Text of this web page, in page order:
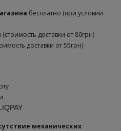
бесплатно (при условии
(стоимость доставки от 80грн)
доставки от 55грн)
механических